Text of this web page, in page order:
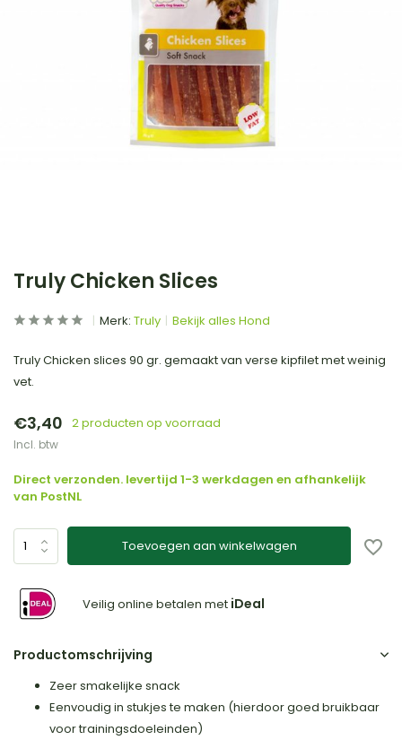
Truly Chicken Slices
Merk: Truly Bekijk alles Hond
Truly Chicken slices 90 gr. gemaakt van verse kipfilet met weinig
vet.
€3,40 2 producten op voorraad
Incl. btw
Direct verzonden. levertijd 1-3 werkdagen en afhankelijk
van PostNL
Toevoegen aan winkelwagen
Veilig online betalen met iDeal
Productomschrijving
Zeer smakelijke snack
Eenvoudig in stukjes te maken (hierdoor goed bruikbaar
voor trainingsdoeleinden)